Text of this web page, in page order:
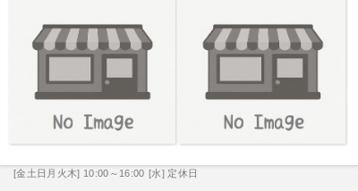
[金土日月火木] 10:00～16:00 [水] 定休日